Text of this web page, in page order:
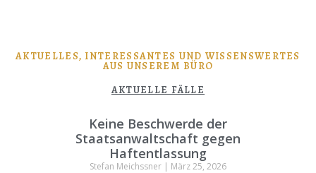
AKTUELLES, INTERESSANTES UND WISSENSWERTES
AUS UNSEREM BÜRO
AKTUELLE FÄLLE
Keine Beschwerde der
Staatsanwaltschaft gegen
Haftentlassung
Stefan Meichssner
März 25, 2026